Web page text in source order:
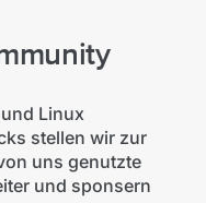
Linux
stellen wir zur
uns genutzte
und sponsern